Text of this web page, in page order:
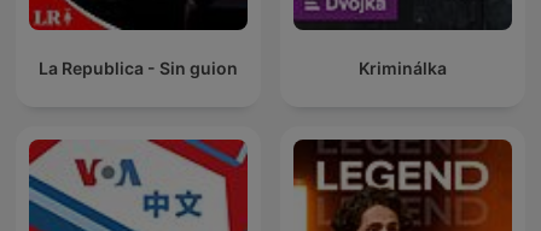
La Republica - Sin guion Kriminálka